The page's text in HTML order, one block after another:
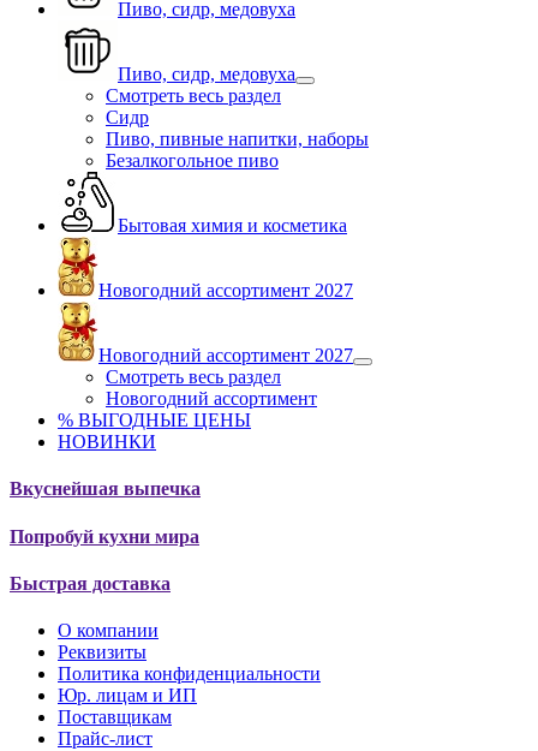
Пиво, сидр, медовуха
Пиво, сидр, медовуха
Смотреть весь раздел
Сидр
Пиво, пивные напитки, наборы
Безалкогольное пиво
Бытовая химия и косметика
Новогодний ассортимент 2027
Новогодний ассортимент 2027
Смотреть весь раздел
Новогодний ассортимент
% ВЫГОДНЫЕ ЦЕНЫ
НОВИНКИ
Вкуснейшая выпечка
Попробуй кухни мира
Быстрая доставка
О компании
Реквизиты
Политика конфиденциальности
Юр. лицам и ИП
Поставщикам
Прайс-лист